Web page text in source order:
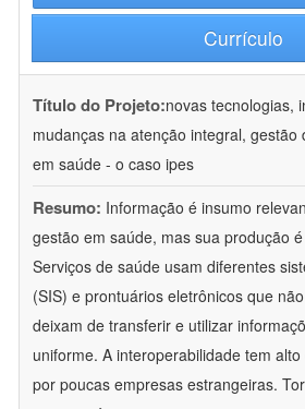
Currículo
Título do Projeto:novas tecnologias,
mudanças na atenção integral, gestão
em saúde - o caso ipes
Resumo: Informação é insumo
gestão em saúde, mas sua produção
Serviços de saúde usam diferentes
(SIS) e prontuários eletrônicos que
deixam de transferir e utilizar
uniforme. A interoperabilidade tem
por poucas empresas estrangeiras.